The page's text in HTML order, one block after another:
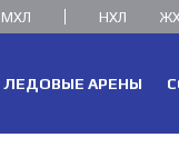
МХЛ НХЛ
ЛЕДОВЫЕ АРЕНЫ